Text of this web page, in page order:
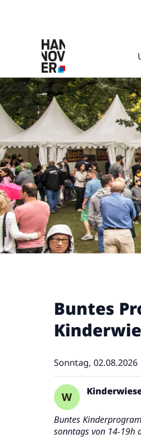
Quelle: HVG
Buntes
Sonntag, 02.08.2026
Buntes
sonntags von 14-19h